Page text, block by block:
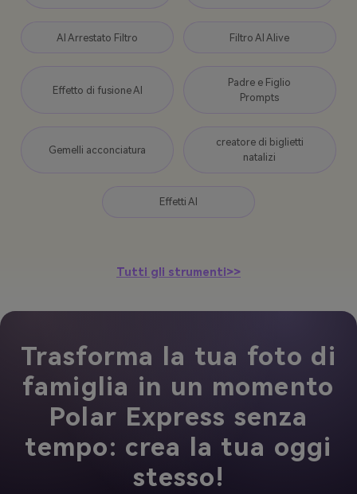
AI Arrestato Filtro Filtro AI Alive
Effetto di fusione AI
Padre e Figlio
Prompts
Gemelli acconciatura
creatore di biglietti
natalizi
Effetti AI
Tutti gli strumenti>>
Trasforma la tua foto di
famiglia in un momento
Polar Express senza
tempo: crea la tua oggi
stesso!